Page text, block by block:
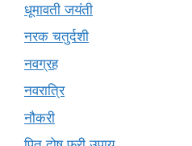
धूमावती जयंती
नरक चतुर्दशी
नवग्रह
नवरात्रि
नौकरी